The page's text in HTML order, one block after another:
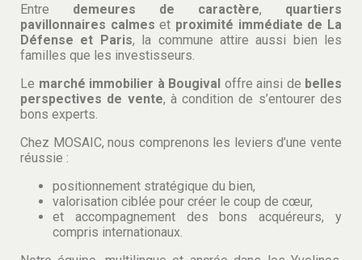
Entre demeures de caractère, quartiers
pavillonnaires calmes et proximité immédiate de La
Défense et Paris, la commune attire aussi bien les
familles que les investisseurs.
Le marché immobilier à Bougival offre ainsi de belles
perspectives de vente, à condition de s’entourer des
bons experts.
Chez MOSAIC, nous comprenons les leviers d’une vente
réussie :
positionnement stratégique du bien,
valorisation ciblée pour créer le coup de cœur,
et accompagnement des bons acquéreurs, y
compris internationaux.